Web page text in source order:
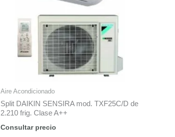
Aire Acondicionado
Split DAIKIN SENSIRA mod. TXF25C/D de
2.210 frig. Clase A++
Consultar precio